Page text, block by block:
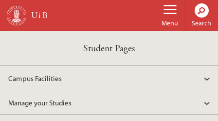
Skip to main content
Menu Search
Student Pages
Campus Facilities
Manage your Studies